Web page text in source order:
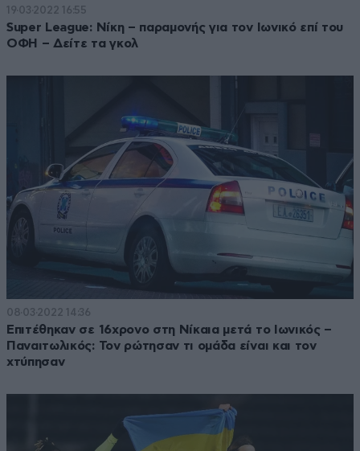
19·03·2022 16:55
Super League: Νίκη – παραμονής για τον Ιωνικό επί του
ΟΦΗ – Δείτε τα γκολ
08·03·2022 14:36
Επιτέθηκαν σε 16χρονο στη Νίκαια μετά το Ιωνικός –
Παναιτωλικός: Τον ρώτησαν τι ομάδα είναι και τον
χτύπησαν